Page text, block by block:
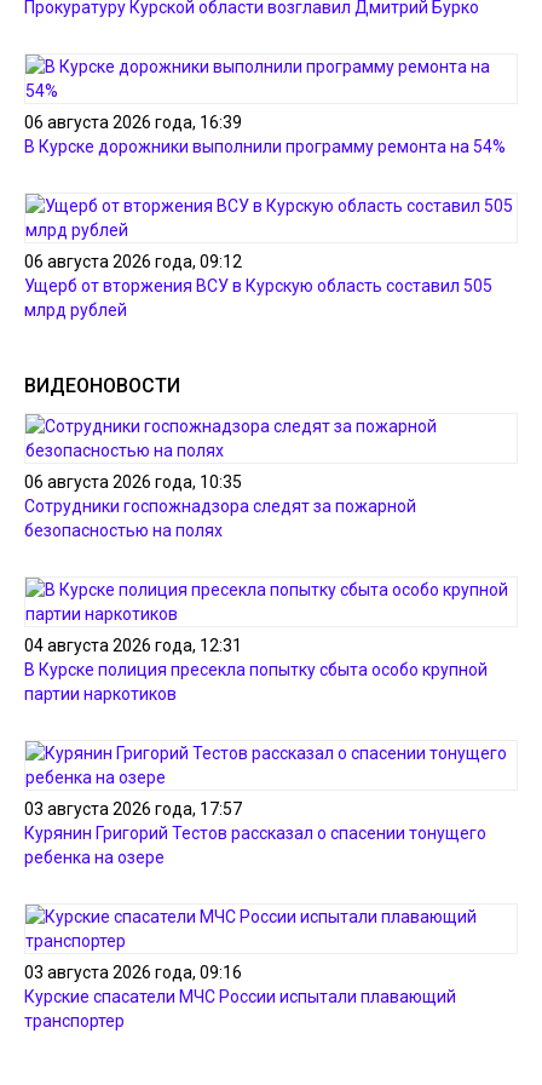
Прокуратуру Курской области возглавил Дмитрий Бурко
06 августа 2026 года, 16:39
В Курске дорожники выполнили программу ремонта на 54%
06 августа 2026 года, 09:12
Ущерб от вторжения ВСУ в Курскую область составил 505
млрд рублей
ВИДЕОНОВОСТИ
06 августа 2026 года, 10:35
Сотрудники госпожнадзора следят за пожарной
безопасностью на полях
04 августа 2026 года, 12:31
В Курске полиция пресекла попытку сбыта особо крупной
партии наркотиков
03 августа 2026 года, 17:57
Курянин Григорий Тестов рассказал о спасении тонущего
ребенка на озере
03 августа 2026 года, 09:16
Курские спасатели МЧС России испытали плавающий
транспортер